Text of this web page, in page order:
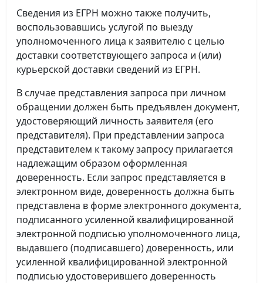
Сведения из ЕГРН можно также получить,
воспользовавшись услугой по выезду
уполномоченного лица к заявителю с целью
доставки соответствующего запроса и (или)
курьерской доставки сведений из ЕГРН.
В случае представления запроса при личном
обращении должен быть предъявлен документ,
удостоверяющий личность заявителя (его
представителя). При представлении запроса
представителем к такому запросу прилагается
надлежащим образом оформленная
доверенность. Если запрос представляется в
электронном виде, доверенность должна быть
представлена в форме электронного документа,
подписанного усиленной квалифицированной
электронной подписью уполномоченного лица,
выдавшего (подписавшего) доверенность, или
усиленной квалифицированной электронной
подписью удостоверившего доверенность